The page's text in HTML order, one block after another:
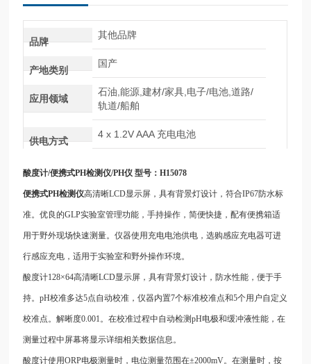
品牌
其他品牌
产地类别
国产
应用领域
石油,能源,建材/家具,电子/电池,道路/
轨道/船舶
供电方式
4 x 1.2V AAA 充电电池
酸度计/便携式PH检测仪/PH仪 型号：H15078
便携式PH检测仪高清晰LCD显示屏，具有背景灯设计，符合IP67防水标
准。优良的GLP实验室管理功能，手持操作，简便快捷，配有便携箱适
用于野外现场快速测量。仪器使用充电电池供电，选购感应充电器可进
行感应充电，适用于实验室和野外操作环境。
酸度计128×64高清晰LCD显示屏，具有背景灯设计，防水性能，便于手
持。pH校准多达5点自动校准，仪器内置7个标准校准点和5个用户自定义
校准点。解晰度0.001。在校准过程中自动检测pH电极和缓冲液性能，在
测量过程中屏幕将显示详细相关数据信息。
酸度计使用ORP电极测量时，电位测量范围在±2000mV。在测量时，按